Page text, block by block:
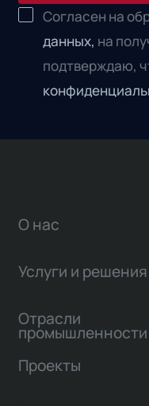
Согласен на
данных, на
подтверждаю,
О нас
Услуги и решения
Отрасли
промышленности
Проекты